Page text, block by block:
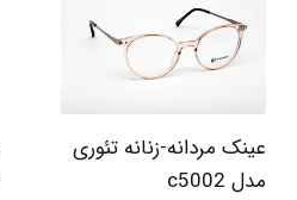
عینک مردانه-زنانه تئوری
مدل c5002